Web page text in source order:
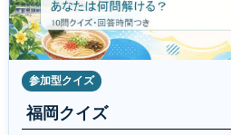
参加型クイズ
福岡クイズ